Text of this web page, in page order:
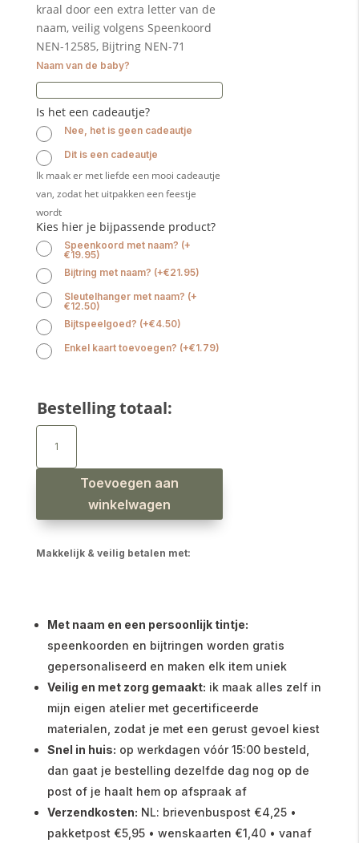
kraal door een extra letter van de
naam, veilig volgens Speenkoord
NEN-12585, Bijtring NEN-71
Naam van de baby?
Is het een cadeautje?
Nee, het is geen cadeautje
Dit is een cadeautje
Ik maak er met liefde een mooi cadeautje
van, zodat het uitpakken een feestje
wordt
Kies hier je bijpassende product?
Speenkoord met naam? (+
€19.95)
Bijtring met naam? (+€21.95)
Sleutelhanger met naam? (+
€12.50)
Bijtspeelgoed? (+€4.50)
Enkel kaart toevoegen? (+€1.79)
Bestelling totaal:
Babyslab
hartjes
aantal
Toevoegen aan
winkelwagen
Makkelijk & veilig betalen met:
Met naam en een persoonlijk tintje:
speenkoorden en bijtringen worden gratis
gepersonaliseerd en maken elk item uniek
Veilig en met zorg gemaakt: ik maak alles zelf in
mijn eigen atelier met gecertificeerde
materialen, zodat je met een gerust gevoel kiest
Snel in huis: op werkdagen vóór 15:00 besteld,
dan gaat je bestelling dezelfde dag nog op de
post of je haalt hem op afspraak af
Verzendkosten: NL: brievenbuspost €4,25 •
pakketpost €5,95 • wenskaarten €1,40 • vanaf